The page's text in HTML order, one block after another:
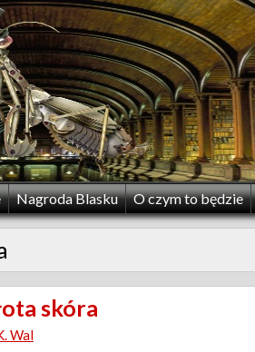
Nagroda Blasku O czym to będzie
skóra
Wal